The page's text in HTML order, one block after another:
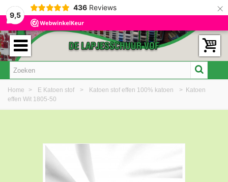
9,5
436 Reviews ×
Home > E Katoen stof > Katoen stof effen 100% katoen > Katoen
effen Wit 1805-50